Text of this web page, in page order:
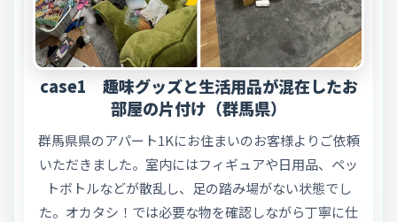
case1 趣味グッズと生活用品が混在したお
部屋の片付け（群馬県）
群馬県県のアパート1Kにお住まいのお客様よりご依頼
いただきました。室内にはフィギュアや日用品、ペッ
トボトルなどが散乱し、足の踏み場がない状態でし
た。オカタシ！では必要な物を確認しながら丁寧に仕